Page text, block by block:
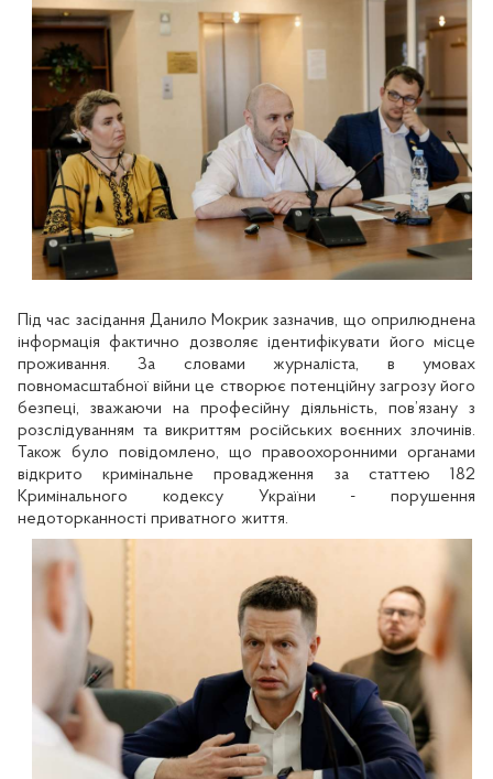
Під час засідання Данило Мокрик зазначив, що оприлюднена
інформація фактично дозволяє ідентифікувати його місце
проживання. За словами журналіста, в умовах
повномасштабної війни це створює потенційну загрозу його
безпеці, зважаючи на професійну діяльність, пов’язану з
розслідуванням та викриттям російських воєнних злочинів.
Також було повідомлено, що правоохоронними органами
відкрито кримінальне провадження за статтею 182
Кримінального кодексу України - порушення
недоторканності приватного життя.